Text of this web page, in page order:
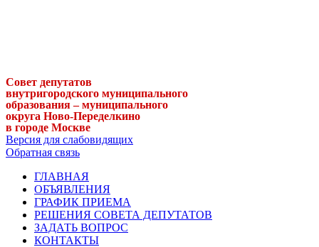
Совет депутатов
внутригородского муниципального
образования – муниципального
округа Ново-Переделкино
в городе Москве
Версия для слабовидящих
Обратная связь
ГЛАВНАЯ
ОБЪЯВЛЕНИЯ
ГРАФИК ПРИЕМА
РЕШЕНИЯ СОВЕТА ДЕПУТАТОВ
ЗАДАТЬ ВОПРОС
КОНТАКТЫ